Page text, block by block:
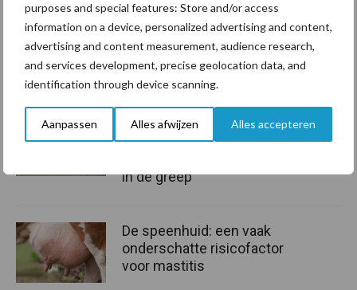
purposes and special features: Store and/or access
information on a device, personalized advertising and content,
advertising and content measurement, audience research,
and services development, precise geolocation data, and
identification through device scanning.
Aanpassen Alles afwijzen Alles accepteren
Tekst: Jan Geert Vedelaar
Beeld: Jorden Koutstaal
Aanbevolen voor jou!
Grondstoffenmarkt blijft
grillig: droogte en
in de greep
De speenhuid: een vaak
onderschatte risicofactor
voor mastitis